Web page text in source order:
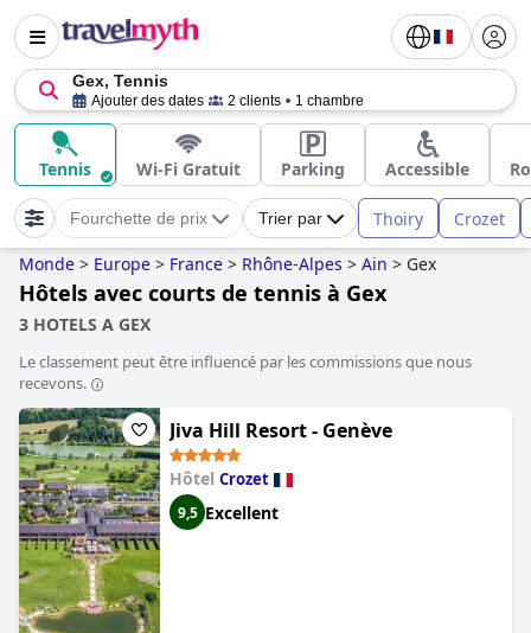
Gex, Tennis
Ajouter des dates 2 clients 1 chambre
Tennis Wi-Fi Gratuit Parking Accessible
Fourchette de prix Trier par Thoiry Crozet
Monde > Europe > France > Rhône-Alpes > Ain > Gex
Hôtels avec courts de tennis à Gex
3 HOTELS A GEX
Le classement peut être influencé par les commissions que nous
recevons.
Jiva Hill Resort - Genève
Hôtel Crozet
9,5 Excellent